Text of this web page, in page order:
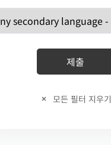
모든 필터 지우기